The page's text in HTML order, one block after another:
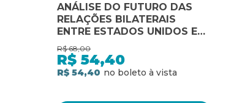
ANÁLISE DO FUTURO DAS
RELAÇÕES BILATERAIS
ENTRE ESTADOS UNIDOS E
AMÉRICA LATINA
R$ 68,00
R$ 54,40
R$ 54,40